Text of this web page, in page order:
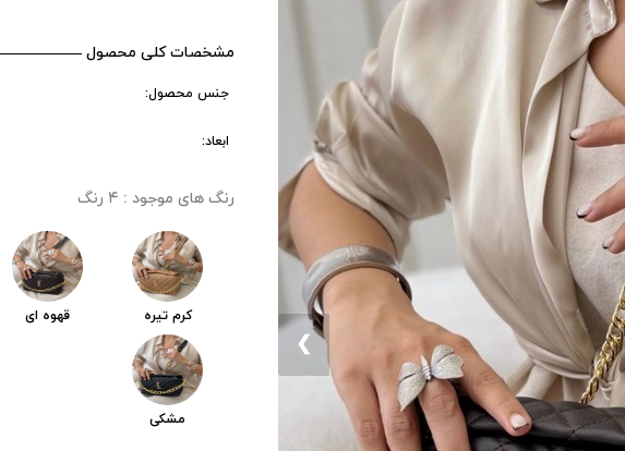
❮
مشخصات کلی محصول
جنس محصول:
ابعاد:
رنگ های موجود : ۴ رنگ
کرم تیره قهوه ای
مشکی